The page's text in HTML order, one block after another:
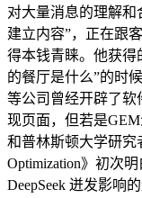
对大量消息的理解和
建立内容”，正在跟
得本钱青睐。他获得
的餐厅是什么”的时
等公司曾经开辟了软
现页面，但若是
和普林斯顿大学研究
Optimization》初次
DeepSeek 迸发影响